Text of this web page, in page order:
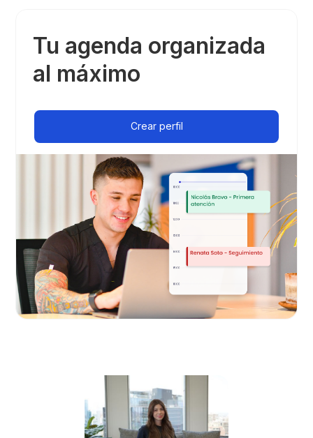
Tu agenda organizada
al máximo
Crear perfil